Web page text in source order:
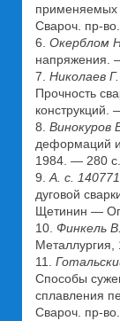
применяемых
Свароч. пр-
6. Окерблом
напряжения.
7. Николаев
Прочность
8. Винокуров
деформаций
1984. — 280 с.
9. А. с.
дуговой
Щетинин —
10. Финкель
11.
Способы
сплавления
Свароч. пр-